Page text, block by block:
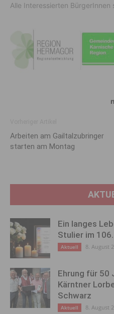
Alle Interessierten
n
Arbeiten am Gailtalzubringer
starten am Montag
Ein langes
Stulier im
Aktuell 8. August
Ehrung für 50
Kärntner
Schwarz
Aktuell 8. August